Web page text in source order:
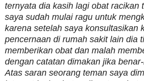
ternyata dia kasih lagi obat racikan
saya sudah mulai ragu untuk
karena setelah saya konsultasikan
pencernaan di rumah sakit lain dia
memberikan obat dan malah
dengan catatan dimakan jika
Atas saran seorang teman saya